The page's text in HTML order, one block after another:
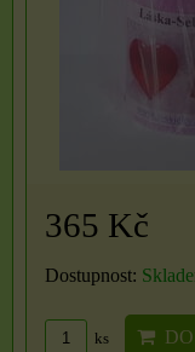
365 Kč
Dostupnost:
ks